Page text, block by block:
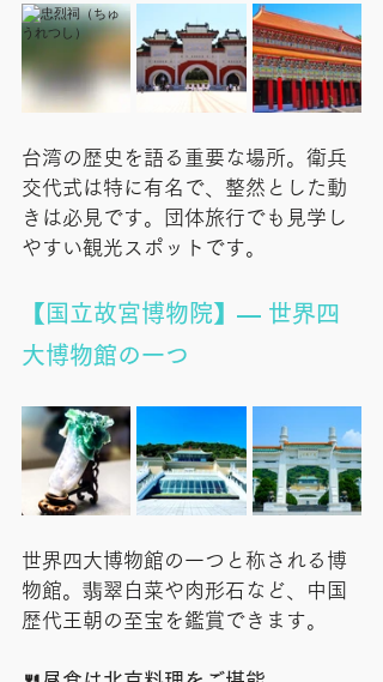
台湾の歴史を語る重要な場所。衛兵
交代式は特に有名で、整然とした動
きは必見です。団体旅行でも見学し
やすい観光スポットです。
【国立故宮博物院】— 世界四
大博物館の一つ
世界四大博物館の一つと称される博
物館。翡翠白菜や肉形石など、中国
歴代王朝の至宝を鑑賞できます。